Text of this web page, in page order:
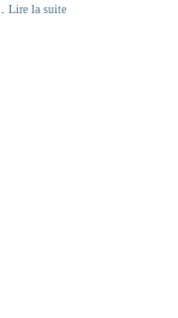
Lire la suite